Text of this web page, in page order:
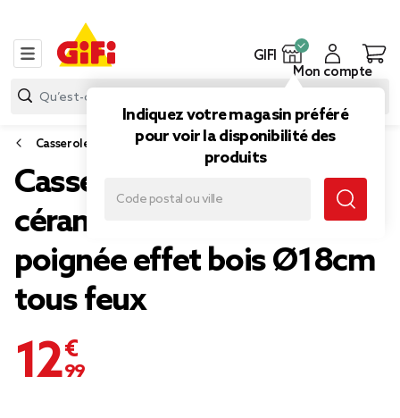
GIFI
Indiquez votre magasin préféré
pour voir la disponibilité des
produits
Mon compte
Casserole et faitout
Casserole revêtement
céramique vert olive
poignée effet bois Ø18cm
tous feux
12,99 €